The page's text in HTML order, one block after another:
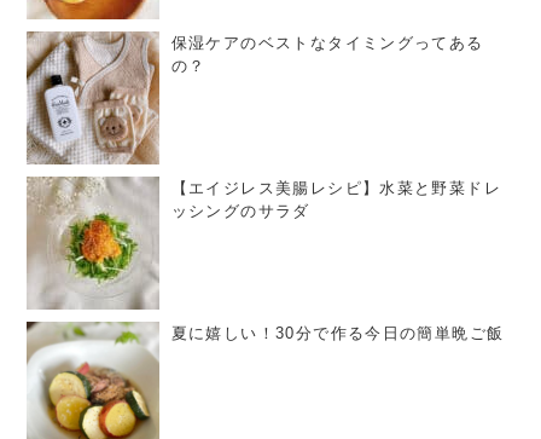
保湿ケアのベストなタイミングってある
の？
【エイジレス美腸レシピ】水菜と野菜ドレ
ッシングのサラダ
夏に嬉しい！30分で作る今日の簡単晩ご飯